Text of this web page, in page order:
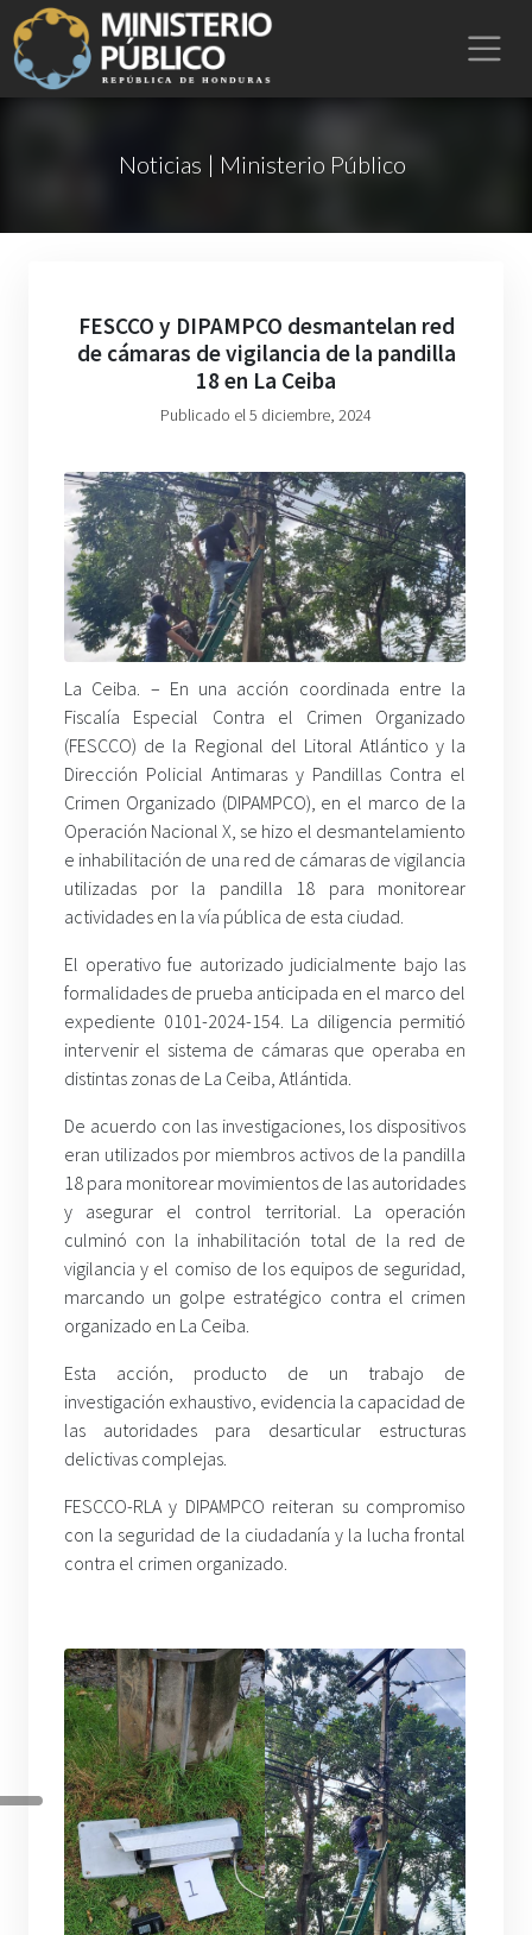
Noticias | Ministerio Público
FESCCO y DIPAMPCO desmantelan red
de cámaras de vigilancia de la pandilla
18 en La Ceiba
Publicado el 5 diciembre, 2024
La Ceiba. – En una acción coordinada entre la
Fiscalía Especial Contra el Crimen Organizado
(FESCCO) de la Regional del Litoral Atlántico y la
Dirección Policial Antimaras y Pandillas Contra el
Crimen Organizado (DIPAMPCO), en el marco de la
Operación Nacional X, se hizo el desmantelamiento
e inhabilitación de una red de cámaras de vigilancia
utilizadas por la pandilla 18 para monitorear
actividades en la vía pública de esta ciudad.
El operativo fue autorizado judicialmente bajo las
formalidades de prueba anticipada en el marco del
expediente 0101-2024-154. La diligencia permitió
intervenir el sistema de cámaras que operaba en
distintas zonas de La Ceiba, Atlántida.
De acuerdo con las investigaciones, los dispositivos
eran utilizados por miembros activos de la pandilla
18 para monitorear movimientos de las autoridades
y asegurar el control territorial. La operación
culminó con la inhabilitación total de la red de
vigilancia y el comiso de los equipos de seguridad,
marcando un golpe estratégico contra el crimen
organizado en La Ceiba.
Esta acción, producto de un trabajo de
investigación exhaustivo, evidencia la capacidad de
las autoridades para desarticular estructuras
delictivas complejas.
FESCCO-RLA y DIPAMPCO reiteran su compromiso
con la seguridad de la ciudadanía y la lucha frontal
contra el crimen organizado.